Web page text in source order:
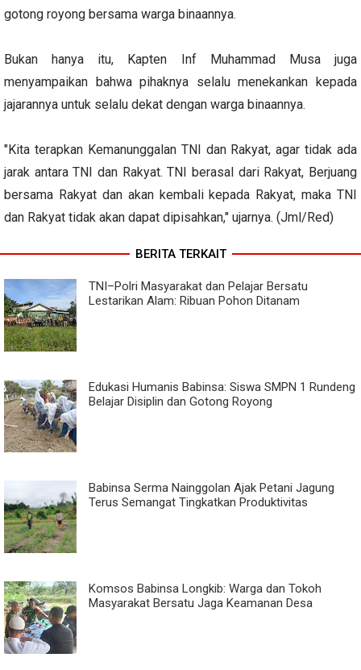
gotong royong bersama warga binaannya.
Bukan hanya itu, Kapten Inf Muhammad Musa juga
menyampaikan bahwa pihaknya selalu menekankan kepada
jajarannya untuk selalu dekat dengan warga binaannya.
"Kita terapkan Kemanunggalan TNI dan Rakyat, agar tidak ada
jarak antara TNI dan Rakyat. TNI berasal dari Rakyat, Berjuang
bersama Rakyat dan akan kembali kepada Rakyat, maka TNI
dan Rakyat tidak akan dapat dipisahkan," ujarnya. (Jml/Red)
BERITA TERKAIT
TNI–Polri Masyarakat dan Pelajar Bersatu
Lestarikan Alam: Ribuan Pohon Ditanam
Edukasi Humanis Babinsa: Siswa SMPN 1 Rundeng
Belajar Disiplin dan Gotong Royong
Babinsa Serma Nainggolan Ajak Petani Jagung
Terus Semangat Tingkatkan Produktivitas
Komsos Babinsa Longkib: Warga dan Tokoh
Masyarakat Bersatu Jaga Keamanan Desa